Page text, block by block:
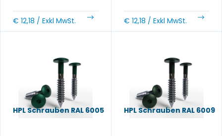
€ 12,18 / Exkl MwSt. € 12,18 / Exkl MwSt.
HPL Schrauben RAL 6005 HPL Schrauben RAL 6009